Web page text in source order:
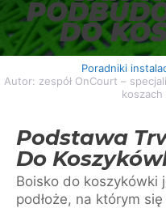
DO
Poradniki
Autor: zespół OnCourt –
Podstawa
Do
Boisko do koszykówki
podłoże, na którym